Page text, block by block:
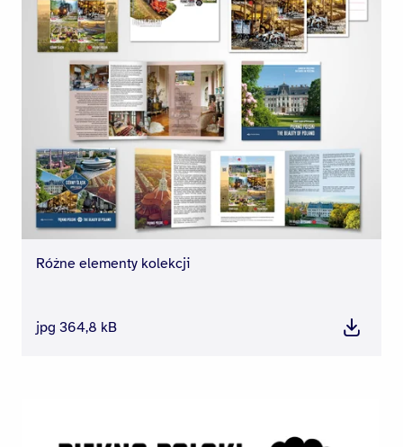
Różne elementy kolekcji
jpg 364,8 kB
Pobierz